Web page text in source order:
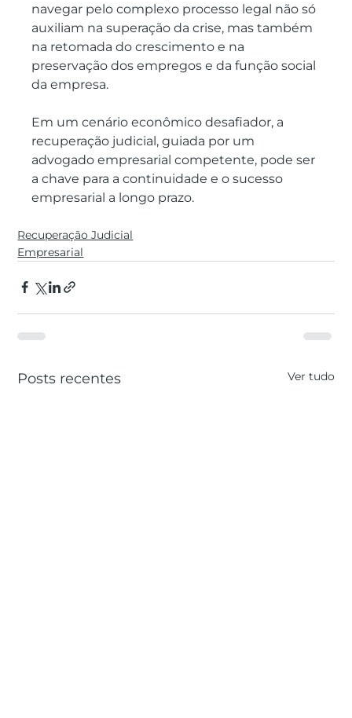
navegar pelo complexo processo legal não só
auxiliam na superação da crise, mas também
na retomada do crescimento e na
preservação dos empregos e da função social
da empresa.
Em um cenário econômico desafiador, a
recuperação judicial, guiada por um
advogado empresarial competente, pode ser
a chave para a continuidade e o sucesso
empresarial a longo prazo.
Recuperação Judicial
Empresarial
Posts recentes Ver tudo